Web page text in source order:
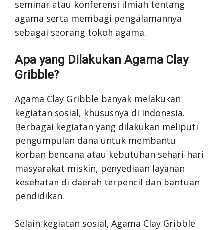
seminar atau konferensi ilmiah tentang
agama serta membagi pengalamannya
sebagai seorang tokoh agama.
Apa yang Dilakukan Agama Clay
Gribble?
Agama Clay Gribble banyak melakukan
kegiatan sosial, khususnya di Indonesia.
Berbagai kegiatan yang dilakukan meliputi
pengumpulan dana untuk membantu
korban bencana atau kebutuhan sehari-hari
masyarakat miskin, penyediaan layanan
kesehatan di daerah terpencil dan bantuan
pendidikan.
Selain kegiatan sosial, Agama Clay Gribble